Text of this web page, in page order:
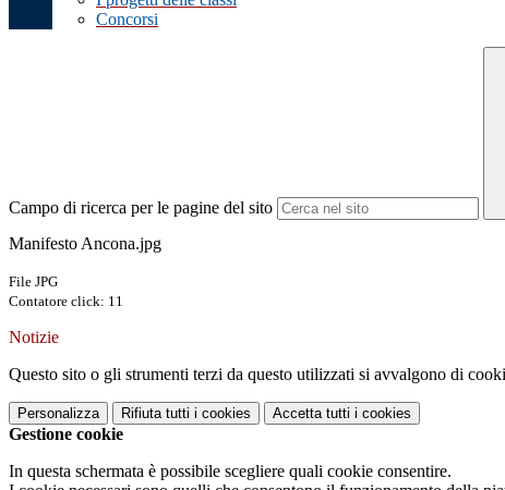
Concorsi
Campo di ricerca per le pagine del sito
Manifesto Ancona.jpg
File JPG
Contatore click: 11
Notizie
Questo sito o gli strumenti terzi da questo utilizzati si avvalgono di
Personalizza Rifiuta tutti i cookies Accetta tutti i cookies
Gestione cookie
In questa schermata è possibile scegliere quali cookie consentire.